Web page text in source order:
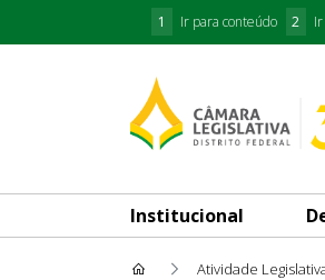
1 Ir para conteúdo 2
Institucional
Atividade